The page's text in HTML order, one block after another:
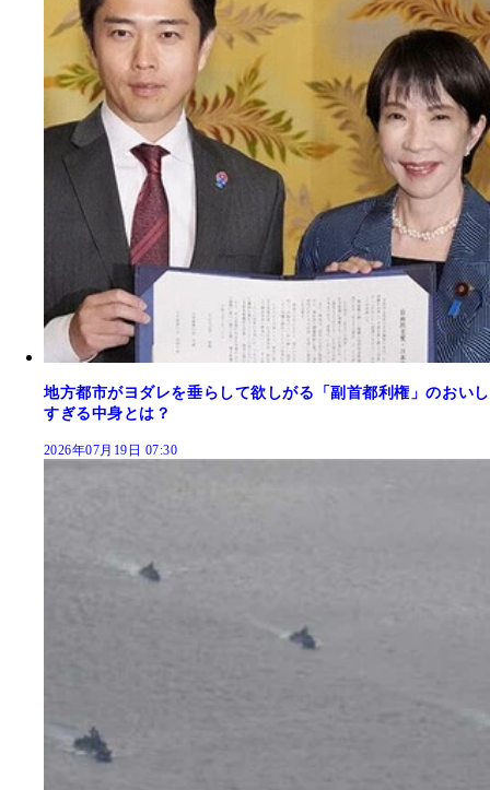
地方都市がヨダレを垂らして欲しがる「副首都利権」のおいし
すぎる中身とは？
2026年07月19日 07:30